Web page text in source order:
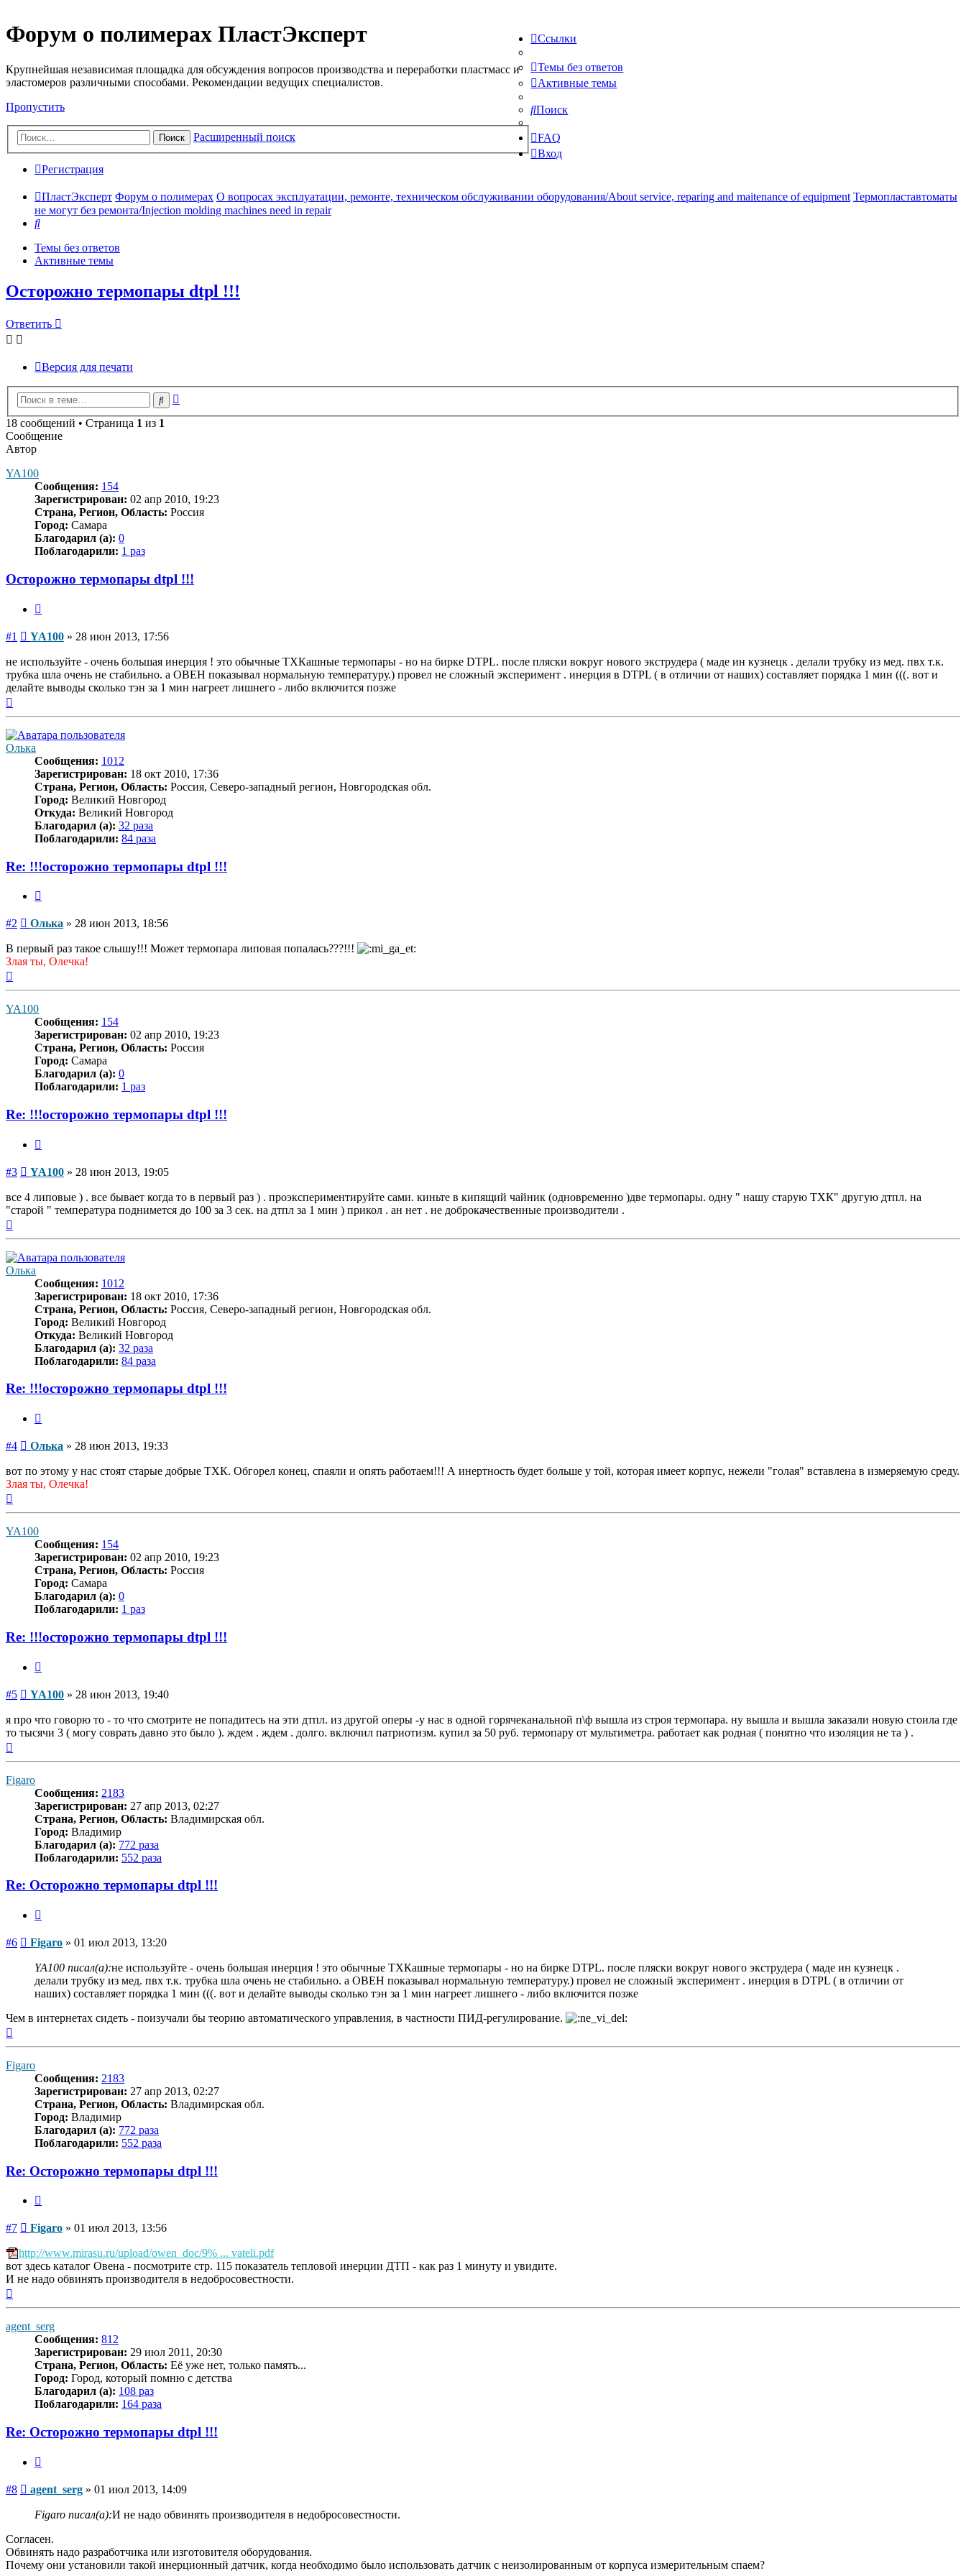
Форум о полимерах ПластЭксперт
Крупнейшая независимая площадка для обсуждения вопросов производства и переработки пластмасс и
эластомеров различными способами. Рекомендации ведущих специалистов.
Пропустить
Поиск Расширенный поиск
Ссылки
Темы без ответов
Активные темы
Поиск
FAQ
Вход
Регистрация
ПластЭксперт Форум о полимерах О вопросах эксплуатации, ремонте, техническом обслуживании оборудования/About service, reparing and maitenance of equipment Термопластавтоматы
не могут без ремонта/Injection molding machines need in repair
Поиск
Темы без ответов
Активные темы
Осторожно термопары dtpl !!!
Ответить
Версия для печати
Поиск
18 сообщений • Страница 1 из 1
Сообщение
Автор
YA100
Сообщения: 154
Зарегистрирован: 02 апр 2010, 19:23
Страна, Регион, Область: Россия
Город: Самара
Благодарил (а): 0
Поблагодарили: 1 раз
Осторожно термопары dtpl !!!
#1 Сообщение
YA100 » 28 июн 2013, 17:56
не используйте - очень большая инерция ! это обычные ТХКашные термопары - но на бирке DTPL. после пляски вокруг нового экструдера ( маде ин кузнецк . делали трубку из мед. пвх т.к.
трубка шла очень не стабильно. а ОВЕН показывал нормальную температуру.) провел не сложный эксперимент . инерция в DTPL ( в отличии от наших) составляет порядка 1 мин (((. вот и
делайте выводы сколько тэн за 1 мин нагреет лишнего - либо включится позже
Олька
Сообщения: 1012
Зарегистрирован: 18 окт 2010, 17:36
Страна, Регион, Область: Россия, Северо-западный регион, Новгородская обл.
Город: Великий Новгород
Откуда: Великий Новгород
Благодарил (а): 32 раза
Поблагодарили: 84 раза
Re: !!!осторожно термопары dtpl !!!
#2 Сообщение
Олька » 28 июн 2013, 18:56
В первый раз такое слышу!!! Может термопара липовая попалась???!!!
Злая ты, Олечка!
YA100
Сообщения: 154
Зарегистрирован: 02 апр 2010, 19:23
Страна, Регион, Область: Россия
Город: Самара
Благодарил (а): 0
Поблагодарили: 1 раз
Re: !!!осторожно термопары dtpl !!!
#3 Сообщение
YA100 » 28 июн 2013, 19:05
все 4 липовые ) . все бывает когда то в первый раз ) . проэкспериментируйте сами. киньте в кипящий чайник (одновременно )две термопары. одну " нашу старую ТХК" другую дтпл. на
"старой " температура поднимется до 100 за 3 сек. на дтпл за 1 мин ) прикол . ан нет . не доброкачественные производители .
Олька
Сообщения: 1012
Зарегистрирован: 18 окт 2010, 17:36
Страна, Регион, Область: Россия, Северо-западный регион, Новгородская обл.
Город: Великий Новгород
Откуда: Великий Новгород
Благодарил (а): 32 раза
Поблагодарили: 84 раза
Re: !!!осторожно термопары dtpl !!!
#4 Сообщение
Олька » 28 июн 2013, 19:33
вот по этому у нас стоят старые добрые ТХК. Обгорел конец, спаяли и опять работаем!!! А инертность будет больше у той, которая имеет корпус, нежели "голая" вставлена в измеряемую среду.
Злая ты, Олечка!
YA100
Сообщения: 154
Зарегистрирован: 02 апр 2010, 19:23
Страна, Регион, Область: Россия
Город: Самара
Благодарил (а): 0
Поблагодарили: 1 раз
Re: !!!осторожно термопары dtpl !!!
#5 Сообщение
YA100 » 28 июн 2013, 19:40
я про что говорю то - то что смотрите не попадитесь на эти дтпл. из другой оперы -у нас в одной горячеканальной п\ф вышла из строя термопара. ну вышла и вышла заказали новую стоила где
то тысячи 3 ( могу соврать давно это было ). ждем . ждем . долго. включил патриотизм. купил за 50 руб. термопару от мультиметра. работает как родная ( понятно что изоляция не та ) .
Figaro
Сообщения: 2183
Зарегистрирован: 27 апр 2013, 02:27
Страна, Регион, Область: Владимирская обл.
Город: Владимир
Благодарил (а): 772 раза
Поблагодарили: 552 раза
Re: Осторожно термопары dtpl !!!
#6 Сообщение
Figaro » 01 июл 2013, 13:20
YA100 писал(а):не используйте - очень большая инерция ! это обычные ТХКашные термопары - но на бирке DTPL. после пляски вокруг нового экструдера ( маде ин кузнецк .
делали трубку из мед. пвх т.к. трубка шла очень не стабильно. а ОВЕН показывал нормальную температуру.) провел не сложный эксперимент . инерция в DTPL ( в отличии от
наших) составляет порядка 1 мин (((. вот и делайте выводы сколько тэн за 1 мин нагреет лишнего - либо включится позже
Чем в интернетах сидеть - поизучали бы теорию автоматического управления, в частности ПИД-регулирование.
Figaro
Сообщения: 2183
Зарегистрирован: 27 апр 2013, 02:27
Страна, Регион, Область: Владимирская обл.
Город: Владимир
Благодарил (а): 772 раза
Поблагодарили: 552 раза
Re: Осторожно термопары dtpl !!!
#7 Сообщение
Figaro » 01 июл 2013, 13:56
http://www.mirasu.ru/upload/owen_doc/9% ... vateli.pdf
вот здесь каталог Овена - посмотрите стр. 115 показатель тепловой инерции ДТП - как раз 1 минуту и увидите.
И не надо обвинять производителя в недобросовестности.
к
agent_serg
Сообщения: 812
Зарегистрирован: 29 июл 2011, 20:30
Страна, Регион, Область: Её уже нет, только память...
Город: Город, который помню с детства
Благодарил (а): 108 раз
Поблагодарили: 164 раза
Re: Осторожно термопары dtpl !!!
#8 Сообщение
agent_serg » 01 июл 2013, 14:09
Figaro писал(а):И не надо обвинять производителя в недобросовестности.
Согласен.
Обвинять надо разработчика или изготовителя оборудования.
Почему они установили такой инерционный датчик, когда необходимо было использовать датчик с неизолированным от корпуса измерительным спаем?